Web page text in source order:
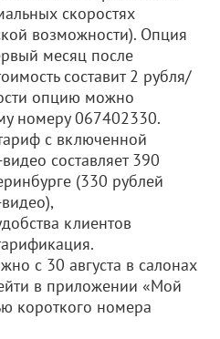
скоростях
возможности). Опция
месяц после
составит 2 рубля/
опцию можно
номеру 067402330.
с включенной
составляет 390
(330 рублей
клиентов
с 30 августа в салонах
в приложении «Мой
короткого номера